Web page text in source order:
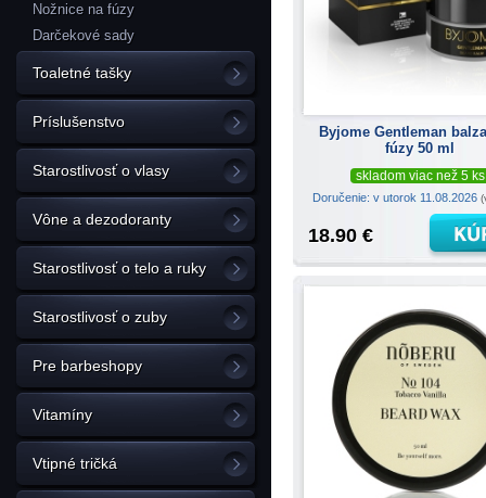
Nožnice na fúzy
Darčekové sady
Toaletné tašky
Príslušenstvo
Starostlivosť o vlasy
Vône a dezodoranty
Starostlivosť o telo a ruky
Starostlivosť o zuby
Pre barbeshopy
Vitamíny
Vtipné tričká
Byjome Gentleman
fúzy 50 ml
skladom viac než 5 ks
Doručenie: v utorok 11.08.2026
18.90 €